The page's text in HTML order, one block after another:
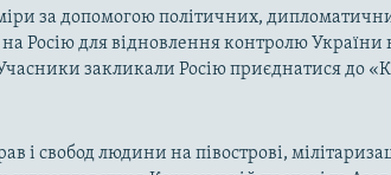
за допомогою політичних,
Росію для відновлення контролю України
закликали Росію приєднатися до
і свобод людини на півострові,